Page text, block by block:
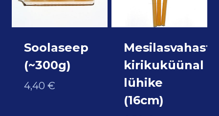
Soolaseep
(~300g)
4,40 €
Mesilasvahast
kirikuküünal
lühike
(16cm)